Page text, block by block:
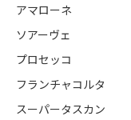
アマローネ
ソアーヴェ
プロセッコ
フランチャコルタ
スーパータスカン